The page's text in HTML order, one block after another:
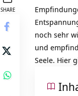
SHARE
noch sehr
und
Seele. Hier